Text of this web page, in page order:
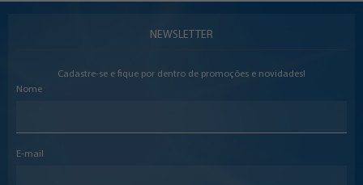
NEWSLETTER
Cadastre-se e fique por dentro de promoções e novidades!
Nome
E-mail